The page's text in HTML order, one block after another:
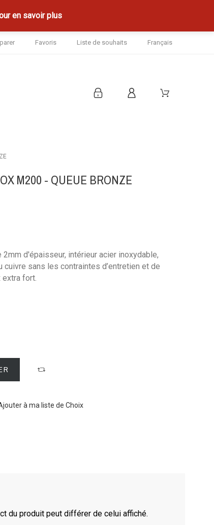
en savoir plus
Favoris Liste de souhaits Français
M200 - QUEUE BRONZE
2mm d'épaisseur, intérieur acier inoxydable,
cuivre sans les contraintes d’entretien et de
extra fort.
à ma liste de Choix
du produit peut différer de celui affiché.